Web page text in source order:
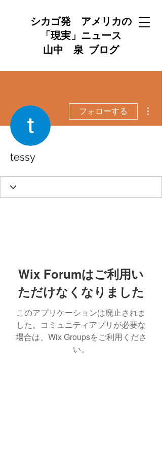
シカゴ発 アメリカの
「現実」ニュース
山中 泉 ブログ
フォローする
tessy
Wix Forumはご利用い
ただけなくなりました
このアプリケーションは廃止されま
した。コミュニティアプリが必要な
場合は、Wix Groupsをご利用くださ
い。